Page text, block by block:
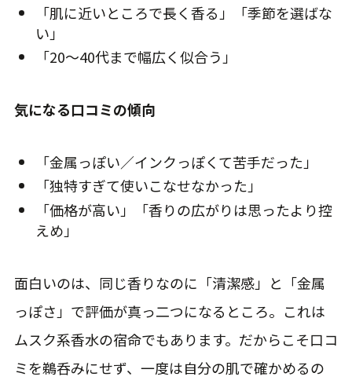
「肌に近いところで長く香る」「季節を選ばな
い」
「20〜40代まで幅広く似合う」
気になる口コミの傾向
「金属っぽい／インクっぽくて苦手だった」
「独特すぎて使いこなせなかった」
「価格が高い」「香りの広がりは思ったより控
えめ」
面白いのは、同じ香りなのに「清潔感」と「金属
っぽさ」で評価が真っ二つになるところ。これは
ムスク系香水の宿命でもあります。だからこそ口コ
ミを鵜呑みにせず、一度は自分の肌で確かめるの